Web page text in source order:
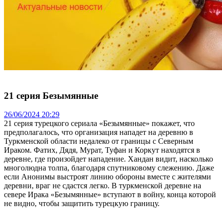
21 серия Безымянные
26/06/2024 20:29
21 серия турецкого сериала «Безымянные» покажет, что
предполагалось, что организация нападет на деревню в
Туркменской области недалеко от границы с Северным
Ираком. Фатих, Дядя, Мурат, Туфан и Коркут находятся в
деревне, где произойдет нападение. Хандан видит, насколько
многолюдна толпа, благодаря спутниковому слежению. Даже
если Анонимы выстроят линию обороны вместе с жителями
деревни, враг не сдастся легко. В туркменской деревне на
севере Ирака «Безымянные» вступают в войну, конца которой
не видно, чтобы защитить турецкую границу.